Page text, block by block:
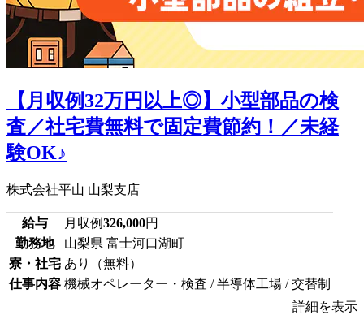
【月収例32万円以上◎】小型部品の検
査／社宅費無料で固定費節約！／未経
験OK♪
株式会社平山 山梨支店
給与 月収例326,000円
勤務地
山梨県 富士河口湖町
寮・社宅 あり（無料）
仕事内容 機械オペレーター・検査 / 半導体工場 / 交替制
詳細を表示